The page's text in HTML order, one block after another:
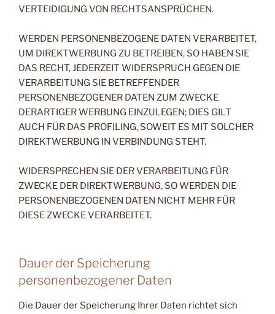
VERTEIDIGUNG VON RECHTSANSPRÜCHEN.
WERDEN PERSONENBEZOGENE DATEN VERARBEITET,
UM DIREKTWERBUNG ZU BETREIBEN, SO HABEN SIE
DAS RECHT, JEDERZEIT WIDERSPRUCH GEGEN DIE
VERARBEITUNG SIE BETREFFENDER
PERSONENBEZOGENER DATEN ZUM ZWECKE
DERARTIGER WERBUNG EINZULEGEN; DIES GILT
AUCH FÜR DAS PROFILING, SOWEIT ES MIT SOLCHER
DIREKTWERBUNG IN VERBINDUNG STEHT.
WIDERSPRECHEN SIE DER VERARBEITUNG FÜR
ZWECKE DER DIREKTWERBUNG, SO WERDEN DIE
PERSONENBEZOGENEN DATEN NICHT MEHR FÜR
DIESE ZWECKE VERARBEITET.
Dauer der Speicherung
personenbezogener Daten
Die Dauer der Speicherung Ihrer Daten richtet sich